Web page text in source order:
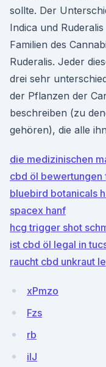
sollte. Der
Indica und
Familien des
Ruderalis. Jeder
drei sehr
der Pflanzen der
beschreiben (zu
gehören), die alle
die medizinischen
cbd öl bewertungen
bluebird botanicals
spacex hanf
hcg trigger shot
ist cbd öl legal in
raucht cbd unkraut
xPmzo
Fzs
rb
ilJ